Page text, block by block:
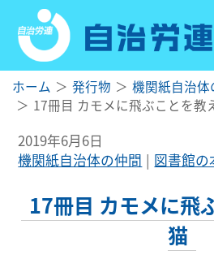
ホーム 発行物 機関紙自治体
17冊目 カモメに飛ぶことを教
2019年6月6日
機関紙自治体の仲間
図書館の
17冊目 カモメに飛
猫